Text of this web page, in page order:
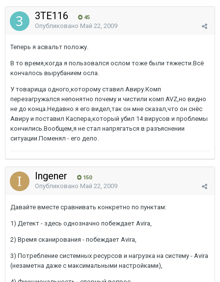
3TE116 45
Опубликовано Май 22, 2009
Теперь я асвальт положу.
В то время,когда я пользовался ослом тоже были тяжести.Всё
кончалось вырубанием осла.
У товарища одного,которому ставил Авиру.Комп
перезагружался непонятно почему и чистили комп AVZ,но видно
не до конца.Недавно я его видел,так он мне сказал,что он снёс
Авиру и поставил Каспера,который убил 14 вирусов и проблемы
кончились.Вообщем,я не стал напрягаться в разъяснении
ситуации.Поменял - его дело.
Ingener 150
Опубликовано Май 22, 2009
Давайте вместе сравнивать конкретно по пунктам:
1) Детект - здесь однозначно побеждает Avira,
2) Время сканирования - побеждает Avira,
3) Потребление системных ресурсов и нагрузка на систему - Avira
(незаметна даже с максимальными настройками),